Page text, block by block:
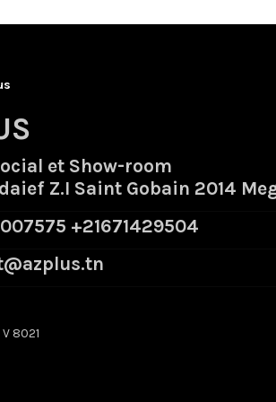
et Show-room
Z.I Saint Gobain 2014
+21671429504
8021